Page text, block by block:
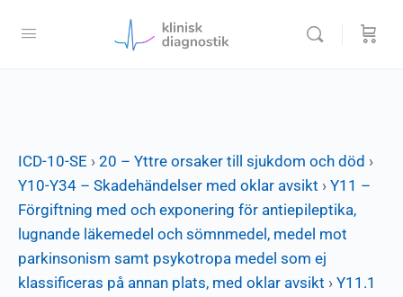
ICD-10-SE › 20 – Yttre orsaker till sjukdom och död ›
Y10-Y34 – Skadehändelser med oklar avsikt › Y11 –
Förgiftning med och exponering för antiepileptika,
lugnande läkemedel och sömnmedel, medel mot
parkinsonism samt psykotropa medel som ej
klassificeras på annan plats, med oklar avsikt › Y11.1